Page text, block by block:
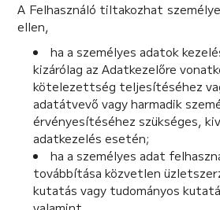
A Felhasználó tiltakozhat
ellen,
ha a személyes adatok
kizárólag az Adatkezelőre
kötelezettség teljesítéséhez
adatátvevő vagy harmadik
érvényesítéséhez szükséges,
adatkezelés esetén;
ha a személyes adat
továbbítása közvetlen
kutatás vagy tudományos